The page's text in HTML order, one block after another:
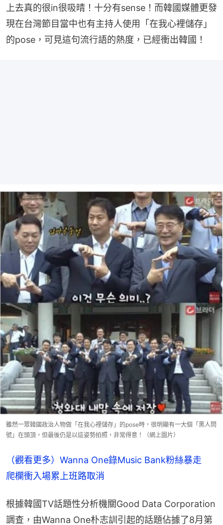
上去真的很in很吸晴！十分有sense！而韓國媒體更發
現在台灣節目當中也有主持人使用「在我心裡儲存」
的pose，可見這句流行語的熱度，已經衝出韓國！
雖然一眾韓國政治人物做「在我心裡儲存」的pose時，很明顯有一大個「黑人問
號」在頭頂，但最後仍是以這姿勢拍照，非常得意！（網上圖片）
（觀看更多）Wanna One錄Music Bank粉絲暴走
爬欄衝入場累上班路取消
根據韓國TV話題性分析機關Good Data Corporation
調查，由Wanna One朴志訓引起的話題佔據了8月第